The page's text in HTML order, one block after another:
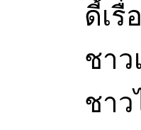
ดี้เรื่
ชาว
ชาว